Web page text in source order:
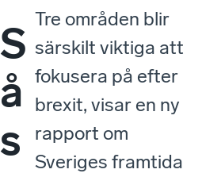
S
å
s
Tre områden blir
särskilt viktiga att
fokusera på efter
brexit, visar en ny
rapport om
Sveriges framtida